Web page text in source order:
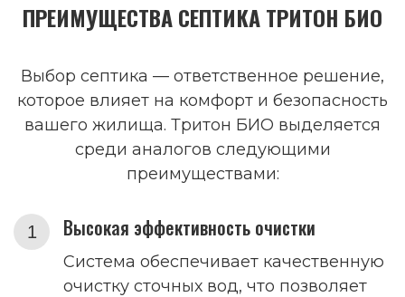
ПРЕИМУЩЕСТВА СЕПТИКА ТРИТОН БИО
Выбор септика — ответственное решение,
которое влияет на комфорт и безопасность
вашего жилища. Тритон БИО выделяется
среди аналогов следующими
преимуществами:
Высокая эффективность очистки
Система обеспечивает качественную
очистку сточных вод, что позволяет